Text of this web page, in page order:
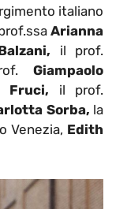
italiano
Arianna
il prof.
Giampaolo
Fruci, il prof.
Sorba, la
Venezia, Edith